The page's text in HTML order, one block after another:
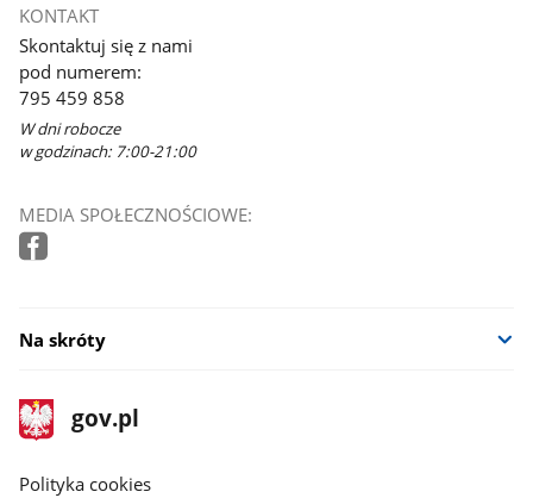
KONTAKT
Skontaktuj się z nami
pod numerem:
795 459 858
W dni robocze
w godzinach: 7:00-21:00
MEDIA SPOŁECZNOŚCIOWE:
Na skróty
stopka
gov.pl
Strona
gov.pl
gov.pl
Polityka cookies